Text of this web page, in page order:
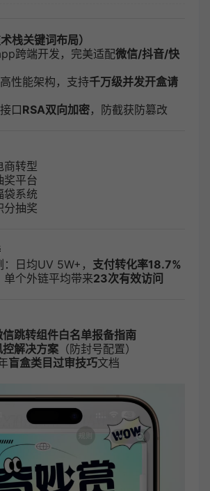
栈关键词布局）
跨端开发，完美适配微信/抖音/快
性能架构，支持千万级并发开盒请
口RSA双向加密，防截获防篡改
商转型
奖平台
袋系统
分抽奖
日均UV 5W+， 支付转化率18.7%
单个外链平均带来23次有效访问
信跳转组件白名单报备指南
控解决方案 （防封号配置）
盲盒类目过审技巧文档